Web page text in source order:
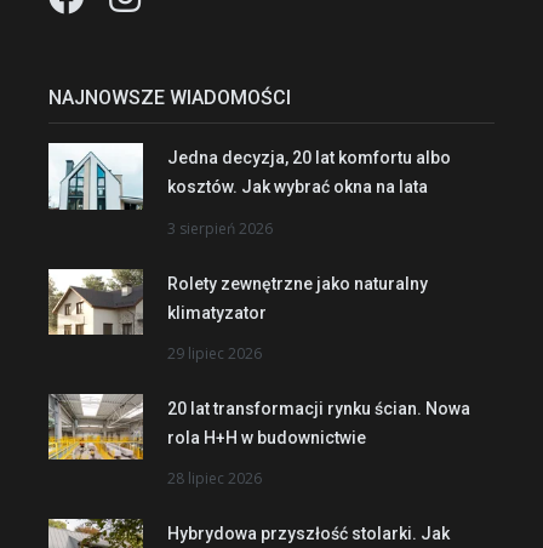
NAJNOWSZE WIADOMOŚCI
Jedna decyzja, 20 lat komfortu albo
kosztów. Jak wybrać okna na lata
3 sierpień 2026
Rolety zewnętrzne jako naturalny
klimatyzator
29 lipiec 2026
20 lat transformacji rynku ścian. Nowa
rola H+H w budownictwie
28 lipiec 2026
Hybrydowa przyszłość stolarki. Jak